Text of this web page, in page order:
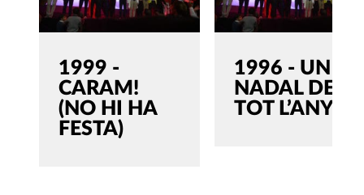
1999 -
CARAM!
(NO HI HA
FESTA)
1996 - UN
NADAL DE
TOT L’ANY